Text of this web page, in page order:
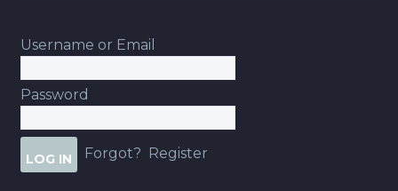
Username or Email
Password
Forgot? Register